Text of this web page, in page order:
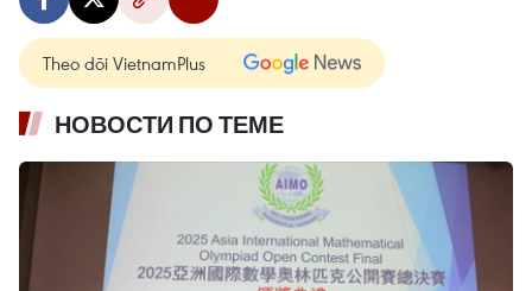
Theo dõi VietnamPlus
НОВОСТИ ПО ТЕМЕ